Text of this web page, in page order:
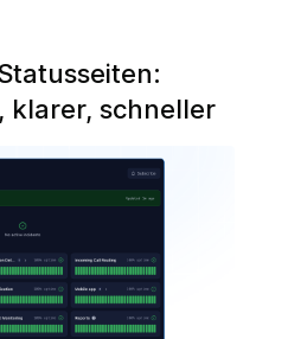
klarer, schneller